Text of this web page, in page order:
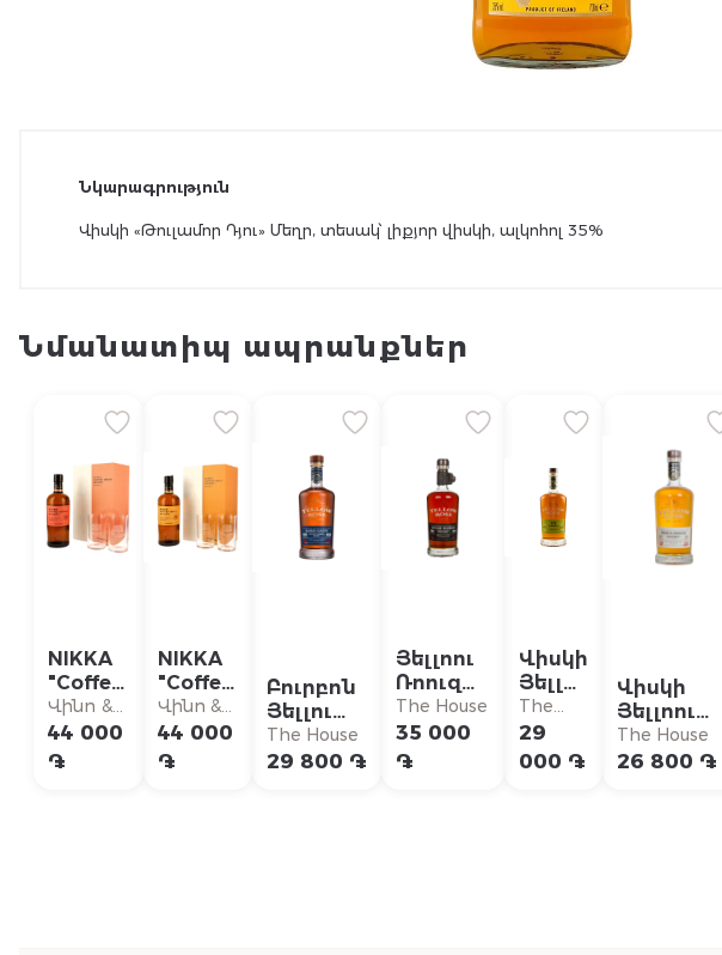
Նկարագրություն
Վիսկի «Թուլամոր Դյու» Մեղր, տեսակ՝ լիքյոր վիսկի, ալկոհոլ 35%
Նմանատիպ ապրանքներ
NIKKA
"Coffey
Grain"
With 2
verres,
Վինո &
Վինո
Գինիներ
44 000
֏
NIKKA
"Coffey
Malt"
With 2
verres,
Վինո &
Վինո
Գինիներ
44 000
֏
Բուրբոն
Յելլու
Ռոուզ
Հարիս
The House
29 800 ֏
Յելլոու
Ռոուզ
Աութլոու
Բուրբոն
Վիսկի
The House
35 000
֏
Վիսկի
Յելլու
Ռոուզ
Ռայ
The
House
29
000 ֏
Վիսկի
Յելլոու
Ռոուզ
Ամերիկան
The House
26 800 ֏